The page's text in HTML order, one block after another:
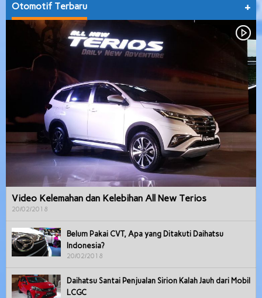
Otomotif Terbaru +
Video Kelemahan dan Kelebihan All New Terios
20/02/2018
Belum Pakai CVT, Apa yang Ditakuti Daihatsu
Indonesia?
20/02/2018
Daihatsu Santai Penjualan Sirion Kalah Jauh dari Mobil
LCGC